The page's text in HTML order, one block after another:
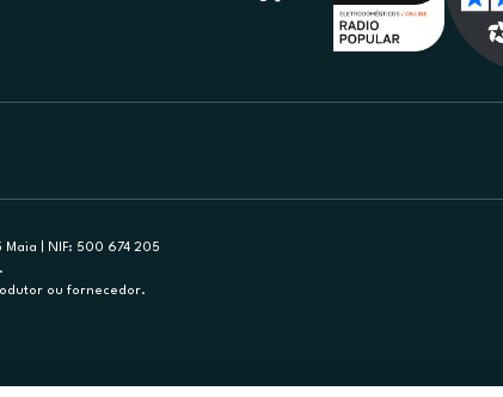
Maia | NIF: 500 674 205
ou fornecedor.